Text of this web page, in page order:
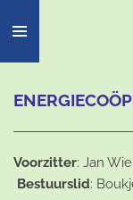
direct
naar
hoofdinhoud
Voorzitter:
Bestuurslid: